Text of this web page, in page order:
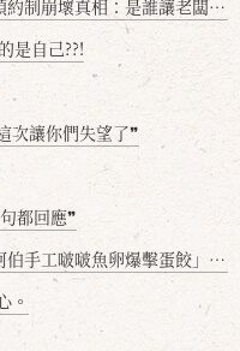
真相：是誰讓老闆心灰意冷？」
是自己??!
次讓你們失望了❞
都回應❞
被搶爆2萬顆，最後名額門前隱味只留給你！🥟💥
。